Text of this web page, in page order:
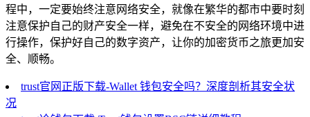
程中，一定要始终注意网络安全，就像在繁华的都市中要时刻
注意保护自己的财产安全一样，避免在不安全的网络环境中进
行操作，保护好自己的数字资产，让你的加密货币之旅更加安
全、顺畅。
trust官网正版下载-Wallet 钱包安全吗？深度剖析其安全状
况